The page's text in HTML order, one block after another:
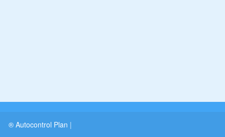
® Autocontrol Plan |